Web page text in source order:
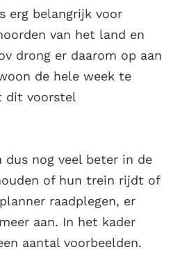
erg belangrijk voor
van het land en
drong er daarom op aan
de hele week te
dit voorstel
dus nog veel beter in de
of hun trein rijdt of
raadplegen, er
aan. In het kader
aantal voorbeelden.